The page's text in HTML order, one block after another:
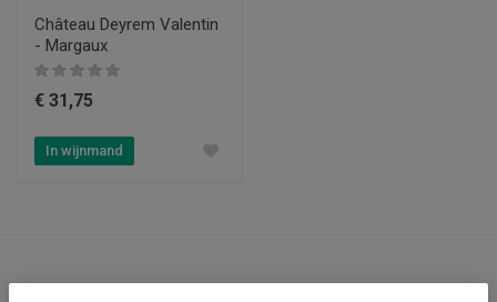
Château Deyrem Valentin
- Margaux
€ 31,75
In wijnmand